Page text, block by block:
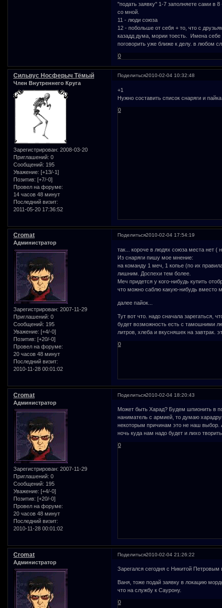
''подать заявку'' 1-7 заполняете сами в
со мной.
11 - люди союза
12 - побольше от себя + то, что с
казадд дума, мории тоесть. Имена
поговорить уже ближе к делу. в любом
0
Поделиться2010-02-04 10:32:48
Сильвус Носферыч Тёмый
Член Внутреннего Круга
Зарегистрирован: 2008-03-20
Приглашений: 0
Сообщений: 195
Уважение: [+13/-1]
Позитив: [+7/-0]
Провел на форуме:
14 часов 48 минут
Последний визит:
2011-05-20 17:36:52
+1
Нужно составить список снаряги и
0
Поделиться2010-02-04 17:54:19
Cromat
Администратор
Зарегистрирован: 2007-11-29
Приглашений: 0
Сообщений: 195
Уважение: [+4/-0]
Позитив: [+20/-0]
Провел на форуме:
20 часов 48 минут
Последний визит:
2010-11-28 00:01:02
так... короче в людях союза места нет
Из снаряги пишу мое мнение:
на команду 1 меч, 1 копье (по их
лишним. Доспехи тем более.
Меч придется у кого-нибудь купить
что можно саблю какую-нибудь вместо
далее пайок...
Тут вот что. надо сначала зарегаться,
будет возможность есть с тамошними
литров, хлеба и вкусняшек на завтрак.
0
Поделиться2010-02-04 18:20:43
Cromat
Администратор
Зарегистрирован: 2007-11-29
Приглашений: 0
Сообщений: 195
Уважение: [+4/-0]
Позитив: [+20/-0]
Провел на форуме:
20 часов 48 минут
Последний визит:
2010-11-28 00:01:02
Может быть Харад? Будем шпионить в
наниматель с армией, то думаю
некоторым причинам это не наш выбор.
ночь куда нам надо будет и лихо
0
Поделиться2010-02-04 21:26:22
Cromat
Администратор
Зарегался сегодня с Никитой
Ваня, тоже подай заявку в локацию
что на службу к Саурону.
0